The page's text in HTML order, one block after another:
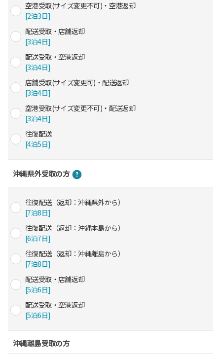
空港受取(サイズ変更不可)・空港返却
[2泊3日]
配送受取・店舗返却
[3泊4日]
配送受取・空港返却
[3泊4日]
店舗受取(サイズ変更可)・配送返却
[3泊4日]
空港受取(サイズ変更不可)・配送返却
[3泊4日]
往復配送
[4泊5日]
沖縄県外受取の方
往復配送（返却：沖縄県外から）
[7泊8日]
往復配送（返却：沖縄本島から）
[6泊7日]
往復配送（返却：沖縄離島から）
[7泊8日]
配送受取・店舗返却
[5泊6日]
配送受取・空港返却
[5泊6日]
沖縄離島受取の方